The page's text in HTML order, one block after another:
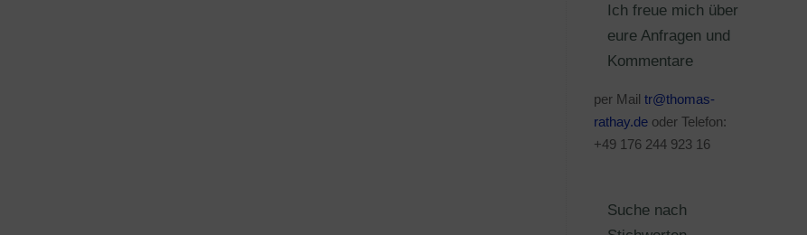
Ich freue mich über
eure Anfragen und
Kommentare
per Mail tr@thomas-
rathay.de oder Telefon:
+49 176 244 923 16
Suche nach